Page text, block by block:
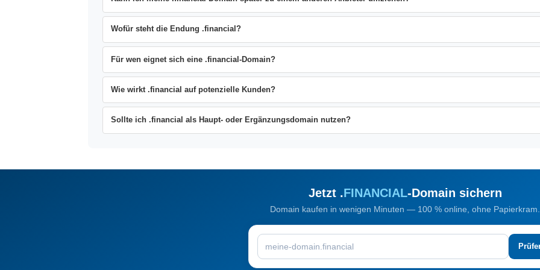
Wofür steht die Endung .financial?
Für wen eignet sich eine .financial-Domain?
Wie wirkt .financial auf potenzielle Kunden?
Sollte ich .financial als Haupt- oder Ergänzungsdomain nutzen?
Jetzt .FINANCIAL-Domain sichern
Domain kaufen in wenigen Minuten — 100 % online, ohne Papierkram.